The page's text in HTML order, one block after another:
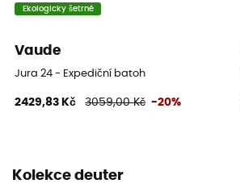
24 L
Ekologicky šetrné
Vaude
Jura 24 - Expediční batoh
2429,83 Kč 3059,00 Kč -20%
Kolekce deuter